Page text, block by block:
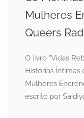
Mulheres
Queers
O livro “Vidas
Histórias Íntimas
Mulheres
escrito por